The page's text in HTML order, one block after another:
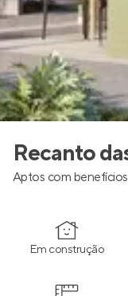
Recanto
Aptos com
Em construção